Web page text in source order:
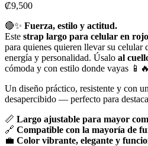
₡9,500
🔴✨ Fuerza, estilo y actitud.
Este strap largo para celular en
para quienes quieren llevar su celular
energía y personalidad. Úsalo al
cómoda y con estilo donde vayas 📱🔥
Un diseño práctico, resistente y con
desapercibido — perfecto para
📏 Largo ajustable para mayor
🔗 Compatible con la mayoría de
💼 Color vibrante, elegante y